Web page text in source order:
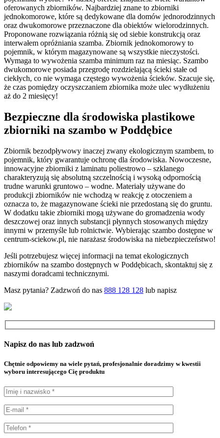
oferowanych zbiorników. Najbardziej znane to zbiorniki
jednokomorowe, które są dedykowane dla domów jednorodzinnych
oraz dwukomorowe przeznaczone dla obiektów wielorodzinnych.
Proponowane rozwiązania różnią się od siebie konstrukcją oraz
interwałem opróżniania szamba. Zbiornik jednokomorowy to
pojemnik, w którym magazynowane są wszystkie nieczystości.
Wymaga to wywożenia szamba minimum raz na miesiąc. Szambo
dwukomorowe posiada przegrodę rozdzielającą ścieki stałe od
ciekłych, co nie wymaga częstego wywożenia ścieków. Szacuje się,
że czas pomiędzy oczyszczaniem zbiornika może ulec wydłużeniu
aż do 2 miesięcy!
Bezpieczne dla środowiska plastikowe
zbiorniki na szambo w Poddębice
Zbiornik bezodpływowy inaczej zwany ekologicznym szambem, to
pojemnik, który gwarantuje ochronę dla środowiska. Nowoczesne,
innowacyjne zbiorniki z laminatu poliestrowo – szklanego
charakteryzują się absolutną szczelnością i wysoką odpornością
trudne warunki gruntowo – wodne. Materiały używane do
produkcji zbiorników nie wchodzą w reakcję z otoczeniem a
oznacza to, że magazynowane ścieki nie przedostaną się do gruntu.
W dodatku takie zbiorniki mogą używane do gromadzenia wody
deszczowej oraz innych substancji płynnych stosowanych między
innymi w przemyśle lub rolnictwie. Wybierając szambo dostępne w
centrum-sciekow.pl, nie narażasz środowiska na niebezpieczeństwo!
Jeśli potrzebujesz więcej informacji na temat ekologicznych
zbiorników na szambo dostępnych w Poddębicach, skontaktuj się z
naszymi doradcami technicznymi.
Masz pytania? Zadzwoń do nas 888 128 128 lub napisz
Napisz do nas lub zadzwoń
Chętnie odpowiemy na wiele pytań, profesjonalnie doradzimy w kwestii
wyboru interesującego Cię produktu